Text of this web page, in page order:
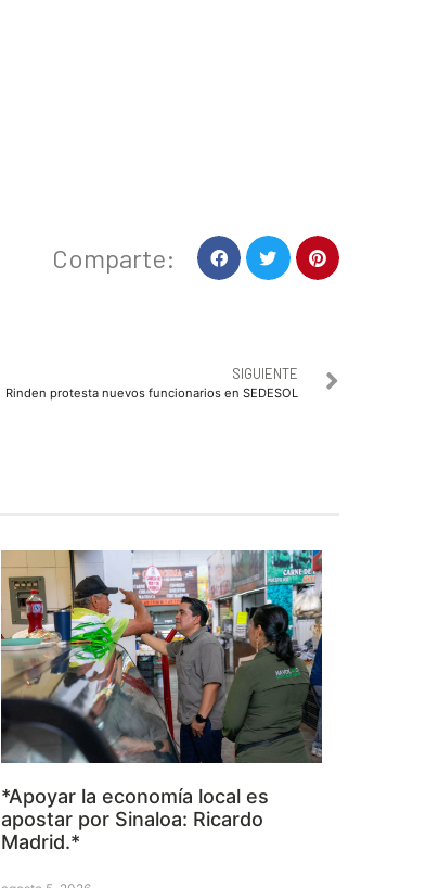
Comparte:
SIGUIENTE
Rinden protesta nuevos funcionarios en SEDESOL
*Apoyar la economía local es
apostar por Sinaloa: Ricardo
Madrid.*